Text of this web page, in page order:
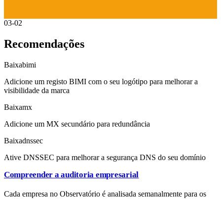
03-02
Recomendações
Baixabimi
Adicione um registo BIMI com o seu logótipo para melhorar a
visibilidade da marca
Baixamx
Adicione um MX secundário para redundância
Baixadnssec
Ative DNSSEC para melhorar a segurança DNS do seu domínio
Compreender a auditoria empresarial
Cada empresa no Observatório é analisada semanalmente para os